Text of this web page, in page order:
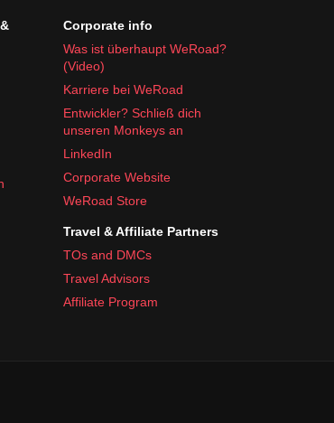
Corporate info
Was ist überhaupt WeRoad?
(Video)
Karriere bei WeRoad
Entwickler? Schließ dich
unseren Monkeys an
LinkedIn
Corporate Website
WeRoad Store
Travel & Affiliate Partners
TOs and DMCs
Travel Advisors
Affiliate Program